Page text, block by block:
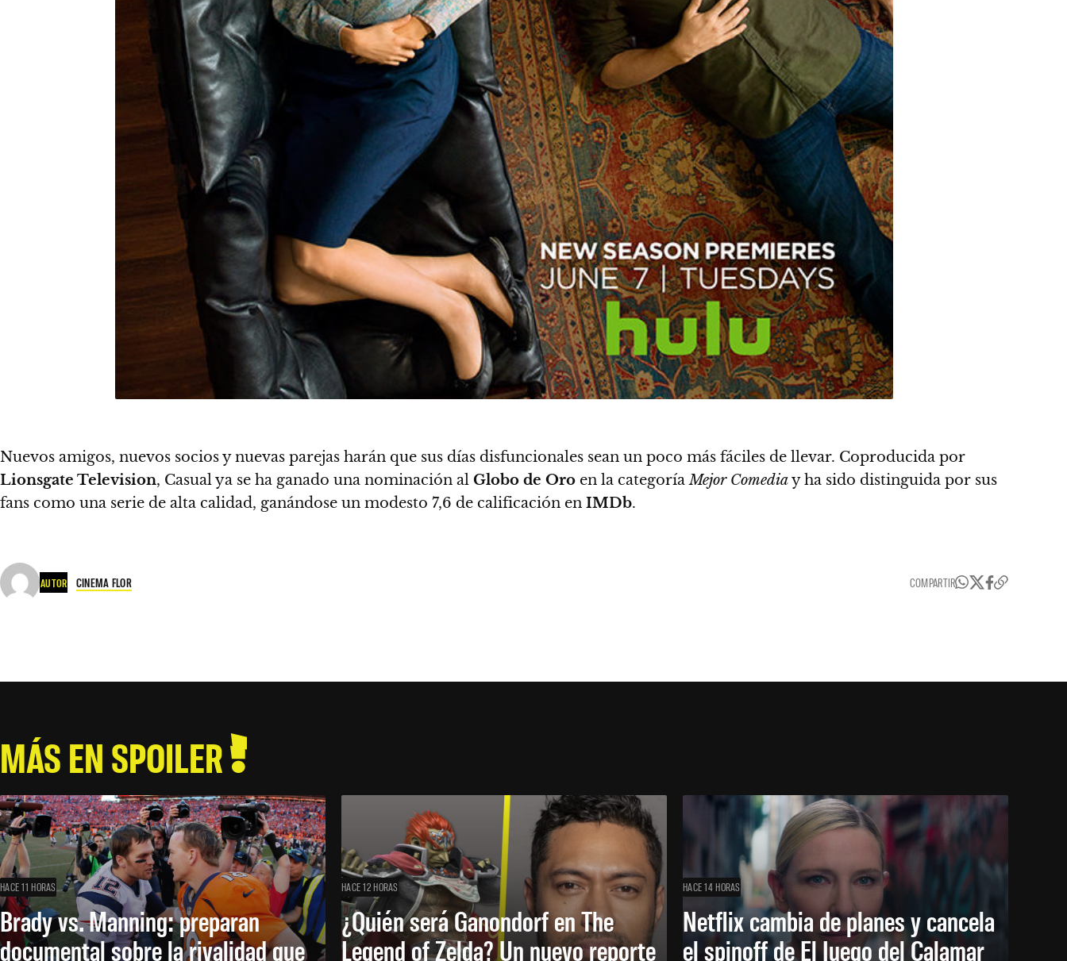
Nuevos amigos, nuevos socios y nuevas parejas harán que sus días disfuncionales sean un poco más fáciles de llevar. Coproducida por
Lionsgate Television, Casual ya se ha ganado una nominación al Globo de Oro en la categoríaMejor Comediay ha sido distinguida por sus
fans como una serie de alta calidad, ganándose un modesto 7,6 de calificación en IMDb.
AUTOR CINEMA FLOR COMPARTIR
MÁS EN SPOILER
HACE 11 HORAS
Brady vs. Manning: preparan
documental sobre la rivalidad que
HACE 12 HORAS
¿Quién será Ganondorf en The
Legend of Zelda? Un nuevo reporte
HACE 14 HORAS
Netflix cambia de planes y cancela
el spinoff de El Juego del Calamar